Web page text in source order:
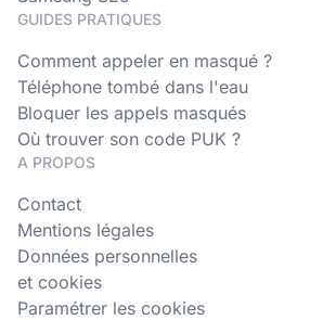
GUIDES PRATIQUES
Comment appeler en masqué ?
Téléphone tombé dans l'eau
Bloquer les appels masqués
Où trouver son code PUK ?
A PROPOS
Contact
Mentions légales
Données personnelles
et cookies
Paramétrer les cookies